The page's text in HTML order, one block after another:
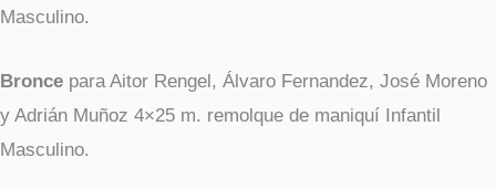
Masculino.
Bronce para Aitor Rengel, Álvaro Fernandez, José Moreno
y Adrián Muñoz 4×25 m. remolque de maniquí Infantil
Masculino.